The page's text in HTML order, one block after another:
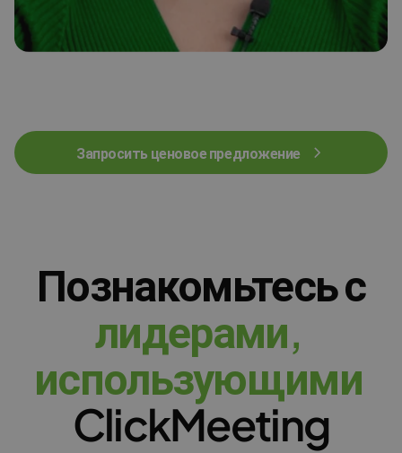
Запросить ценовое предложение
Познакомьтесь с
лидерами,
использующими
ClickMeeting